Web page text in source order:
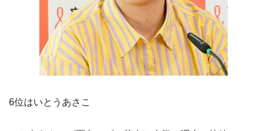
6位はいとうあさこ